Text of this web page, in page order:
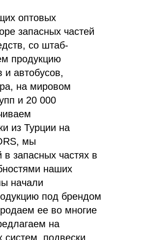
оптовых
запасных частей
со штаб-
продукцию
и автобусов,
на мировом
и 20 000
из Турции на
мы
запасных частях в
наших
начали
под брендом
ее во многие
на
подвески,